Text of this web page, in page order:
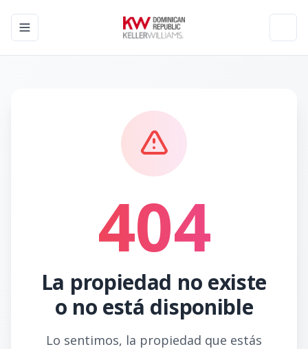
Toggle navigation menu
404
La propiedad no existe
o no está disponible
Lo sentimos, la propiedad que estás